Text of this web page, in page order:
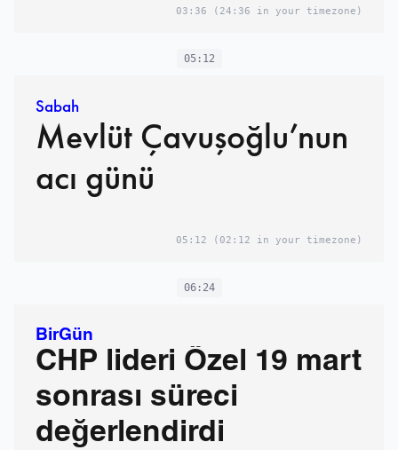
03:36 (24:36 in your timezone)
05:12
Sabah
Mevlüt Çavuşoğlu’nun
acı günü
05:12 (02:12 in your timezone)
06:24
BirGün
CHP lideri Özel 19 mart
sonrası süreci
değerlendirdi